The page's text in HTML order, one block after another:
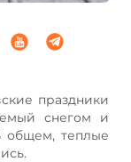
праздники
снегом и
общем, теплые